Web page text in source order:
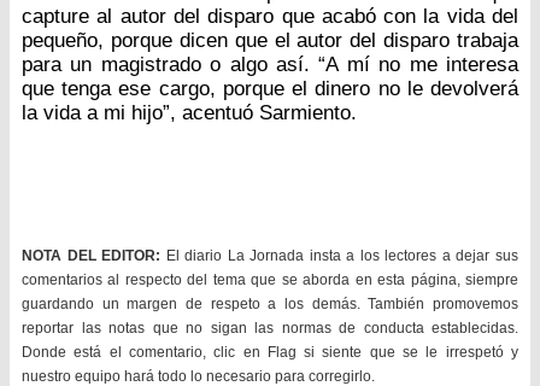
capture al autor del disparo que acabó con la vida del
pequeño, porque dicen que el autor del disparo trabaja
para un magistrado o algo así. “A mí no me interesa
que tenga ese cargo, porque el dinero no le devolverá
la vida a mi hijo”, acentuó Sarmiento.
NOTA DEL EDITOR: El diario La Jornada insta a los lectores a dejar sus
comentarios al respecto del tema que se aborda en esta página, siempre
guardando un margen de respeto a los demás. También promovemos
reportar las notas que no sigan las normas de conducta establecidas.
Donde está el comentario, clic en Flag si siente que se le irrespetó y
nuestro equipo hará todo lo necesario para corregirlo.